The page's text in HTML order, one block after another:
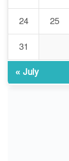
৯
১০
24 25
31
« July